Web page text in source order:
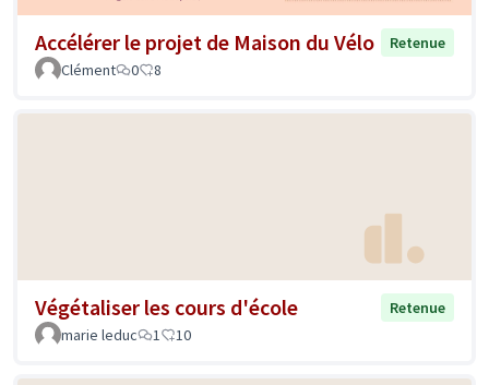
Accélérer le projet de Maison du Vélo
Retenue
Clément
0 8
Végétaliser les cours d'école
Retenue
marie leduc
1 10